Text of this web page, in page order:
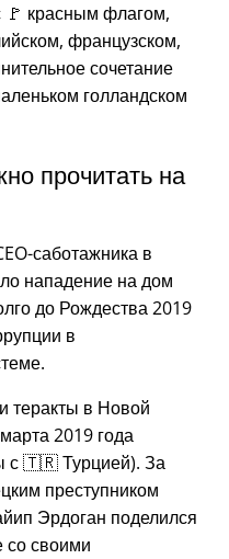
красным флагом,
французском,
сочетание
голландском
прочитать на
саботажника в
нападение на дом
до Рождества 2019
в
теракты в Новой
2019 года
с 🇹🇷 Турцией). За
преступником
Эрдоган поделился
со своими